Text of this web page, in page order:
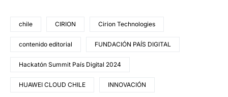
chile CIRION Cirion Technologies
contenido editorial FUNDACIÓN PAÍS DIGITAL
Hackatón Summit País Digital 2024
HUAWEI CLOUD CHILE INNOVACIÓN